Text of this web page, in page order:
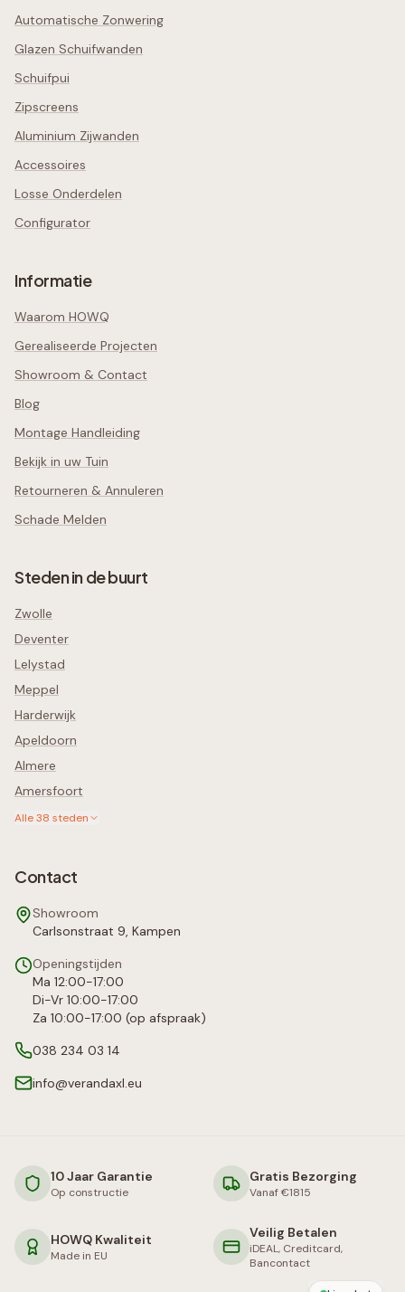
Automatische Zonwering
Glazen Schuifwanden
Schuifpui
Zipscreens
Aluminium Zijwanden
Accessoires
Losse Onderdelen
Configurator
Informatie
Waarom HOWQ
Gerealiseerde Projecten
Showroom & Contact
Blog
Montage Handleiding
Bekijk in uw Tuin
Retourneren & Annuleren
Schade Melden
Steden in de buurt
Zwolle
Deventer
Lelystad
Meppel
Harderwijk
Apeldoorn
Almere
Amersfoort
Alle38 steden
Contact
Showroom
Carlsonstraat 9, Kampen
Openingstijden
Ma 12:00-17:00
Di-Vr 10:00-17:00
Za 10:00-17:00 (op afspraak)
038 234 03 14
info@verandaxl.eu
10 Jaar Garantie
Op constructie
Gratis Bezorging
Vanaf €1815
HOWQ Kwaliteit
Made in EU
Veilig Betalen
iDEAL, Creditcard,
Bancontact